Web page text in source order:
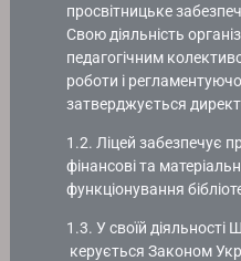
просвітницьке
Свою діяльність
педагогічним
роботи і
затверджується
1.2. Ліцей забезпечує
фінансові та
функціонування
1.3. У своїй діяльності
керується Законом